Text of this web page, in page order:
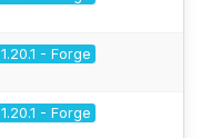
1.20.1 - Forge
1.20.1 - Forge